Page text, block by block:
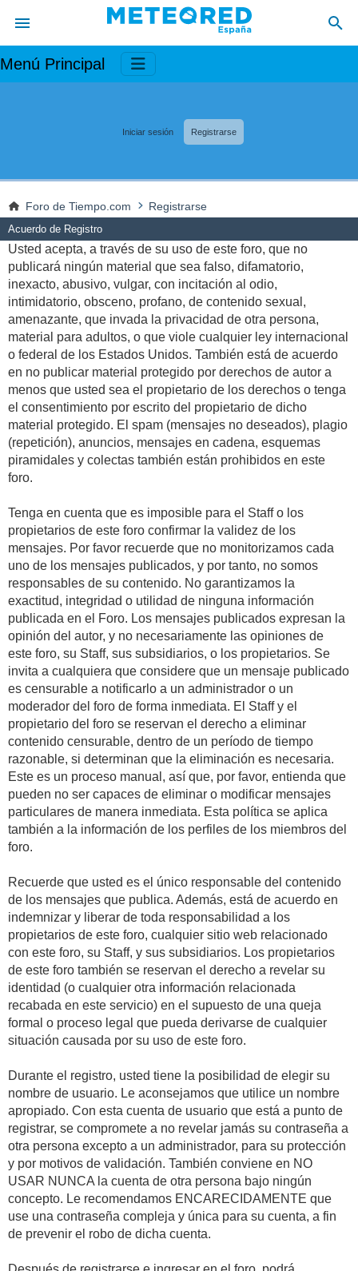
Menú Principal
Iniciar sesión Registrarse
Foro de Tiempo.com Registrarse
Acuerdo de Registro
Usted acepta, a través de su uso de este foro, que no
publicará ningún material que sea falso, difamatorio,
inexacto, abusivo, vulgar, con incitación al odio,
intimidatorio, obsceno, profano, de contenido sexual,
amenazante, que invada la privacidad de otra persona,
material para adultos, o que viole cualquier ley internacional
o federal de los Estados Unidos. También está de acuerdo
en no publicar material protegido por derechos de autor a
menos que usted sea el propietario de los derechos o tenga
el consentimiento por escrito del propietario de dicho
material protegido. El spam (mensajes no deseados), plagio
(repetición), anuncios, mensajes en cadena, esquemas
piramidales y colectas también están prohibidos en este
foro.
Tenga en cuenta que es imposible para el Staff o los
propietarios de este foro confirmar la validez de los
mensajes. Por favor recuerde que no monitorizamos cada
uno de los mensajes publicados, y por tanto, no somos
responsables de su contenido. No garantizamos la
exactitud, integridad o utilidad de ninguna información
publicada en el Foro. Los mensajes publicados expresan la
opinión del autor, y no necesariamente las opiniones de
este foro, su Staff, sus subsidiarios, o los propietarios. Se
invita a cualquiera que considere que un mensaje publicado
es censurable a notificarlo a un administrador o un
moderador del foro de forma inmediata. El Staff y el
propietario del foro se reservan el derecho a eliminar
contenido censurable, dentro de un período de tiempo
razonable, si determinan que la eliminación es necesaria.
Este es un proceso manual, así que, por favor, entienda que
pueden no ser capaces de eliminar o modificar mensajes
particulares de manera inmediata. Esta política se aplica
también a la información de los perfiles de los miembros del
foro.
Recuerde que usted es el único responsable del contenido
de los mensajes que publica. Además, está de acuerdo en
indemnizar y liberar de toda responsabilidad a los
propietarios de este foro, cualquier sitio web relacionado
con este foro, su Staff, y sus subsidiarios. Los propietarios
de este foro también se reservan el derecho a revelar su
identidad (o cualquier otra información relacionada
recabada en este servicio) en el supuesto de una queja
formal o proceso legal que pueda derivarse de cualquier
situación causada por su uso de este foro.
Durante el registro, usted tiene la posibilidad de elegir su
nombre de usuario. Le aconsejamos que utilice un nombre
apropiado. Con esta cuenta de usuario que está a punto de
registrar, se compromete a no revelar jamás su contraseña a
otra persona excepto a un administrador, para su protección
y por motivos de validación. También conviene en NO
USAR NUNCA la cuenta de otra persona bajo ningún
concepto. Le recomendamos ENCARECIDAMENTE que
use una contraseña compleja y única para su cuenta, a fin
de prevenir el robo de dicha cuenta.